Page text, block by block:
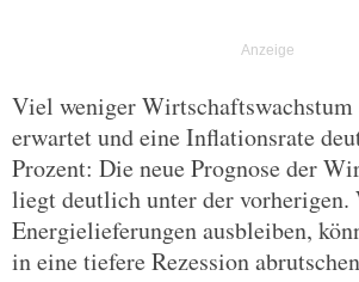
Viel weniger
erwartet und eine Inflationsrate
Prozent: Die neue Prognose der
liegt deutlich unter der vorherigen.
Energielieferungen ausbleiben,
in eine tiefere Rezession